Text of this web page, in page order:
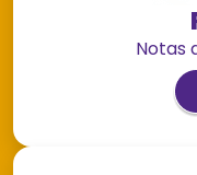
Notas